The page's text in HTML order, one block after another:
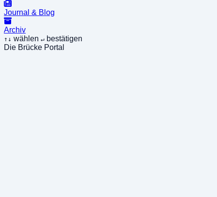
Journal & Blog
Archiv
↑↓ wählen ↵ bestätigen
Die Brücke Portal